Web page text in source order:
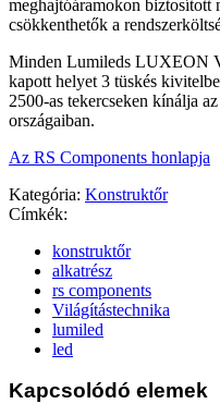
meghajtóáramokon biztosított
csökkenthetők a
Minden Lumileds LUXEON
kapott helyet 3 tüskés
2500-as tekercseken kínálja
országaiban.
Az RS Components honlapja
Kategória: Konstruktőr
Címkék:
konstruktőr
alkatrész
rs components
Világítástechnika
lumiled
led
Kapcsolódó elemek